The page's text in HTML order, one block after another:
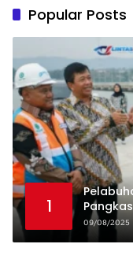
Popular Posts
1
09/08/2025